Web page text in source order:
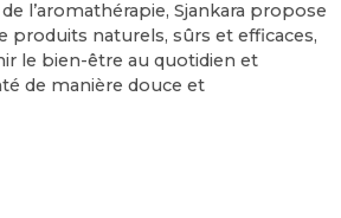
l’aromathérapie, Sjankara propose
produits naturels, sûrs et efficaces,
le bien-être au quotidien et
de manière douce et